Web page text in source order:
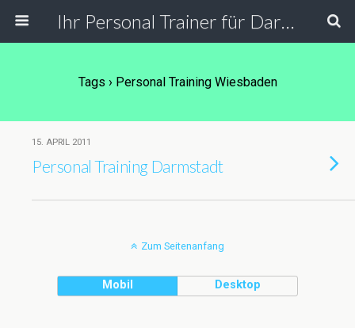
Ihr Personal Trainer für Darmstadt, Frankfurt und Umgebung. Personal Training in der PT Lounge, bei Ihnen zu Hause, in der Firma und Outdoor.
Tags › Personal Training Wiesbaden
15. APRIL 2011
Personal Training Darmstadt
Zum Seitenanfang
Mobil Desktop